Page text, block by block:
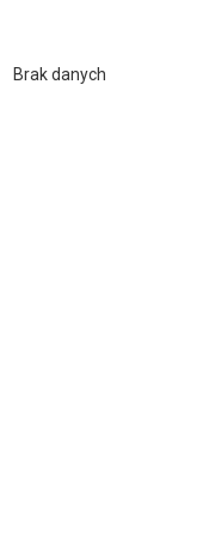
Brak danych